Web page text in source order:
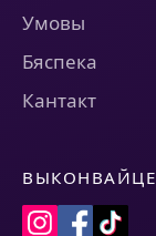
Умовы
Бяспека
Кантакт
ВЫКОНВАЙЦЕ